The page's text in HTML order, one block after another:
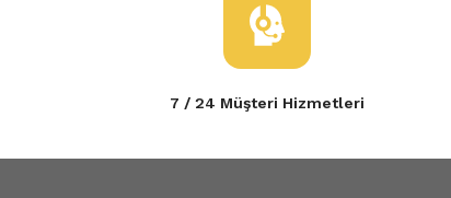
7 / 24 Müşteri Hizmetleri